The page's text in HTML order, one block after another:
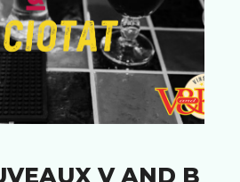
V AND B